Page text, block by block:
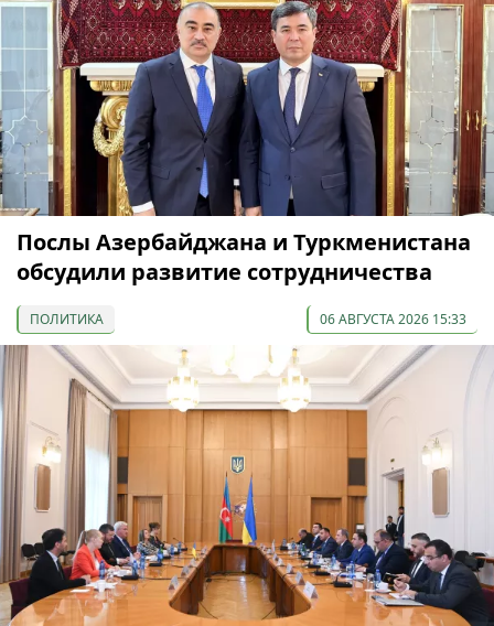
Послы Азербайджана и Туркменистана
обсудили развитие сотрудничества
ПОЛИТИКА 06 АВГУСТА 2026 15:33